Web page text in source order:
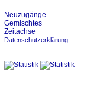
Neuzugänge
Gemischtes
Zeitachse
Datenschutzerklärung